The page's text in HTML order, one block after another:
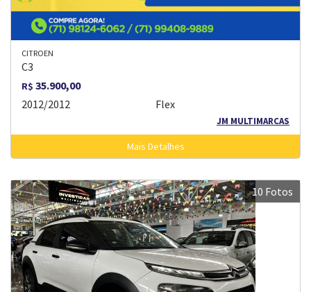
CITROEN
C3
R$ 35.900,00
2012/2012
Flex
JM MULTIMARCAS
Mais Detalhes
10 Fotos